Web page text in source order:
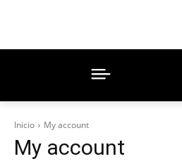
Inicio My account
My account